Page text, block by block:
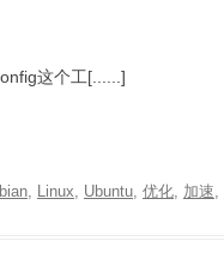
这个工[......]
, Linux, Ubuntu, 优化, 加速,